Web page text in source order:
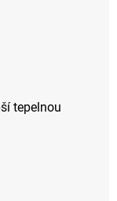
tepelnou